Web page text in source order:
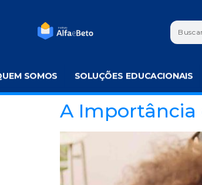
SOMOS SOLUÇÕES EDUCACIONAIS
A Importância